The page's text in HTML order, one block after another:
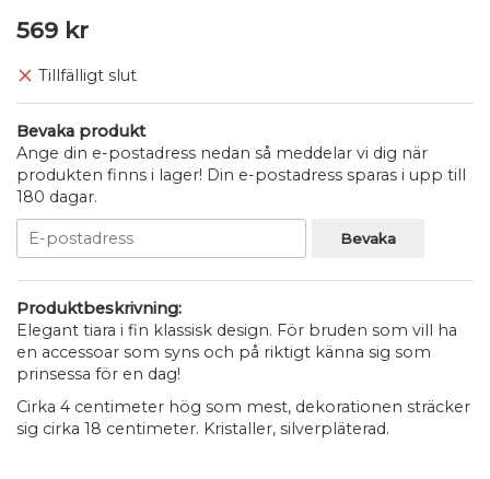
569 kr
Tillfälligt slut
Bevaka produkt
Ange din e-postadress nedan så meddelar vi dig när
produkten finns i lager! Din e-postadress sparas i upp till
180 dagar.
Bevaka
Produktbeskrivning:
Elegant tiara i fin klassisk design. För bruden som vill ha
en accessoar som syns och på riktigt känna sig som
prinsessa för en dag!
Cirka 4 centimeter hög som mest, dekorationen sträcker
sig cirka 18 centimeter. Kristaller, silverpläterad.